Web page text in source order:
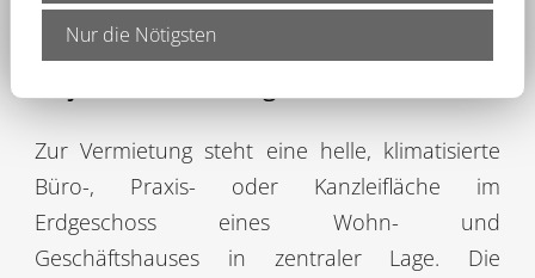
und Hofdorf weiter nach Straubing.
Zur Vermietung steht eine helle, klimatisierte
Büro-, Praxis- oder Kanzleifläche im
Erdgeschoss eines Wohn- und
Geschäftshauses in zentraler Lage. Die
Nur die Nötigsten